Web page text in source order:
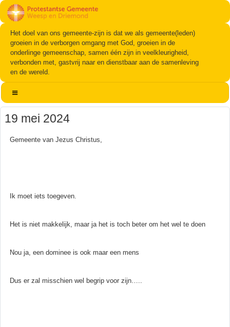
Het doel van ons gemeente-zijn is dat we als gemeente(leden)
groeien in de verborgen omgang met God, groeien in de
onderlinge gemeenschap, samen één zijn in veelkleurigheid,
verbonden met, gastvrij naar en dienstbaar aan de samenleving
en de wereld.
19 mei 2024
Gemeente van Jezus Christus,
Ik moet iets toegeven.
Het is niet makkelijk, maar ja het is toch beter om het wel te doen
Nou ja, een dominee is ook maar een mens
Dus er zal misschien wel begrip voor zijn…..